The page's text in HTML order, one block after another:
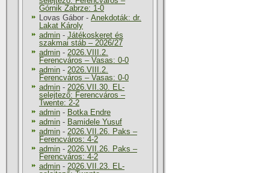
Górnik Zabrze: 1-0
Lovas Gábor - Anekdoták: dr.
Lakat Károly
admin - Játékoskeret és
szakmai stáb – 2026/27
admin - 2026.VIII.2.
Ferencváros – Vasas: 0-0
admin - 2026.VIII.2.
Ferencváros – Vasas: 0-0
admin - 2026.VII.30. EL-
selejtező: Ferencváros –
Twente: 2-2
admin - Botka Endre
admin - Bamidele Yusuf
admin - 2026.VII.26. Paks –
Ferencváros: 4-2
admin - 2026.VII.26. Paks –
Ferencváros: 4-2
admin - 2026.VII.23. EL-